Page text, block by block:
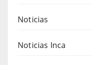
Noticias
Noticias Inca